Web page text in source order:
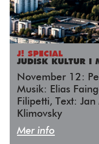
J! SPECIAL
JUDISK KULTUR I
November 12:
Musik: Elias
Filipetti, Text:
Klimovsky
Mer info